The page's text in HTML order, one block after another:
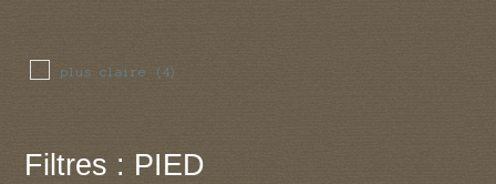
plus claire (4)
Filtres : PIED